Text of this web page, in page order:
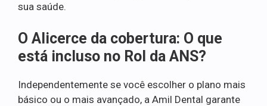
sua saúde.
O Alicerce da cobertura: O que
está incluso no Rol da ANS?
Independentemente se você escolher o plano mais
básico ou o mais avançado, a Amil Dental garante